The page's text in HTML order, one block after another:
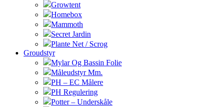
Growtent
Homebox
Mammoth
Secret Jardin
Plante Net / Scrog
Groudstyr
Mylar Og Bassin Folie
Måleudstyr Mm.
PH – EC Målere
PH Regulering
Potter – Underskåle